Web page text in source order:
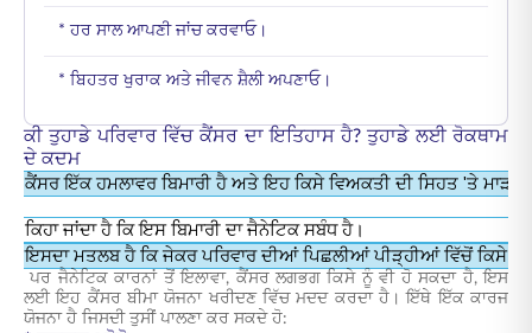
* ਹਰ ਸਾਲ ਆਪਣੀ ਜਾਂਚ ਕਰਵਾਓ।
* ਬਿਹਤਰ ਖੁਰਾਕ ਅਤੇ ਜੀਵਨ ਸ਼ੈਲੀ ਅਪਣਾਓ।
ਕੀ ਤੁਹਾਡੇ ਪਰਿਵਾਰ ਵਿੱਚ ਕੈਂਸਰ ਦਾ ਇਤਿਹਾਸ ਹੈ? ਤੁਹਾਡੇ ਲਈ ਰੋਕਥਾਮ
ਦੇ ਕਦਮ
ਕੈਂਸਰ ਇੱਕ ਹਮਲਾਵਰ ਬਿਮਾਰੀ ਹੈ ਅਤੇ ਇਹ ਕਿਸੇ ਵਿਅਕਤੀ ਦੀ ਸਿਹਤ 'ਤੇ ਮਾੜਾ
ਕਿਹਾ ਜਾਂਦਾ ਹੈ ਕਿ ਇਸ ਬਿਮਾਰੀ ਦਾ ਜੈਨੇਟਿਕ ਸਬੰਧ ਹੈ।
ਇਸਦਾ ਮਤਲਬ ਹੈ ਕਿ ਜੇਕਰ ਪਰਿਵਾਰ ਦੀਆਂ ਪਿਛਲੀਆਂ ਪੀੜ੍ਹੀਆਂ ਵਿੱਚੋਂ ਕਿਸੇ
ਪਰ ਜੈਨੇਟਿਕ ਕਾਰਨਾਂ ਤੋਂ ਇਲਾਵਾ, ਕੈਂਸਰ ਲਗਭਗ ਕਿਸੇ ਨੂੰ ਵੀ ਹੋ ਸਕਦਾ ਹੈ, ਇਸ
ਲਈ ਇਹ ਕੈਂਸਰ ਬੀਮਾ ਯੋਜਨਾ ਖਰੀਦਣ ਵਿੱਚ ਮਦਦ ਕਰਦਾ ਹੈ। ਇੱਥੇ ਇੱਕ ਕਾਰਜ
ਯੋਜਨਾ ਹੈ ਜਿਸਦੀ ਤੁਸੀਂ ਪਾਲਣਾ ਕਰ ਸਕਦੇ ਹੋ: